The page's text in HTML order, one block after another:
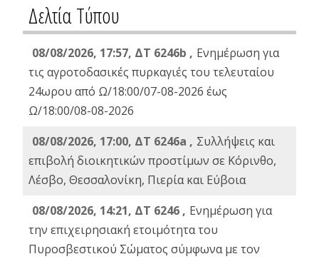
Δελτία Τύπου
08/08/2026, 17:57, ΔΤ 6246b , Ενημέρωση για
τις αγροτοδασικές πυρκαγιές του τελευταίου
24ωρου από Ω/18:00/07-08-2026 έως
Ω/18:00/08-08-2026
08/08/2026, 17:00, ΔΤ 6246a , Συλλήψεις και
επιβολή διοικητικών προστίμων σε Κόρινθο,
Λέσβο, Θεσσαλονίκη, Πιερία και Εύβοια
08/08/2026, 14:21, ΔΤ 6246 , Ενημέρωση για
την επιχειρησιακή ετοιμότητα του
Πυροσβεστικού Σώματος σύμφωνα με τον